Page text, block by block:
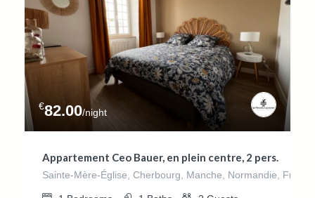
€82.00/night
Appartement Ceo Bauer, en plein centre, 2 pers.
Sainte-Mère-Église, Cherbourg, Manche, Normandie,